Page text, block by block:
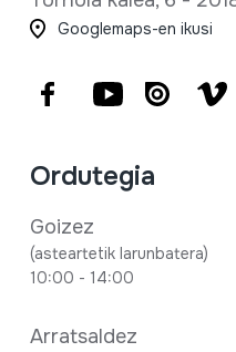
Googlemaps-en ikusi
FacebookYoutubeIssuu
Ordutegia
Goizez
(asteartetik larunbatera)
10:00 - 14:00
Arratsaldez